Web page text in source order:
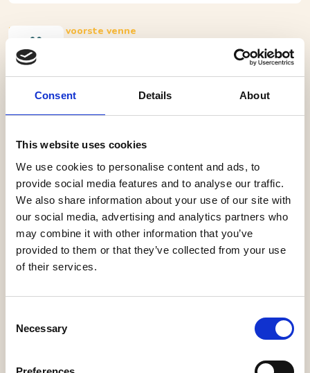
Consent Details About
This website uses cookies
We use cookies to personalise content and ads, to
provide social media features and to analyse our traffic.
We also share information about your use of our site with
our social media, advertising and analytics partners who
may combine it with other information that you’ve
provided to them or that they’ve collected from your use
of their services.
Selection
Necessary
Drunen, de voorste venne
Max van den Burg Tijd voor Max • Cabaret
jaar langs hebt zien komen op social media, met
zijn meesterlijke imitaties van B&B Vol Liefde,
MAFS, of andere tv-programma’s. Op social media
theaterpodium, is hij al jaren op zijn állerbest. In
theatrale en fantasievolle onemanshows, weet
Max met absurde verhalen, rake types, spot on
imitaties, de mafste muzikale parodieën en
herkenbare moderne dilemma’s, zijn publiek
iedere keer uitstekend te vermaken. In zijn
nieuwste show Tijd voor Max vraagt hij zich af
vindt. Óf je jezelf überhaupt nog wel vindt. Met zijn